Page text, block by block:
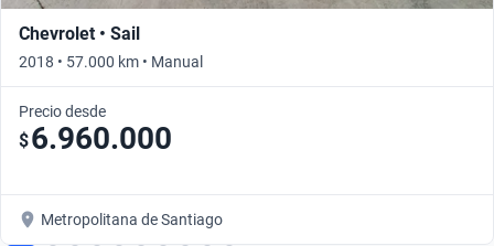
Chevrolet • Sail
2018 • 57.000 km • Manual
Precio desde
$6.960.000
Metropolitana de Santiago